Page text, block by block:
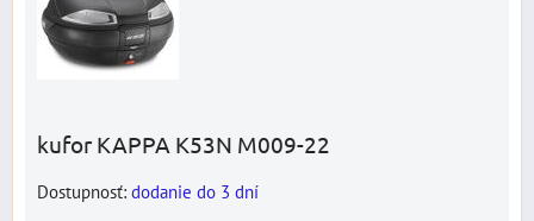
kufor KAPPA K53N M009-22
Dostupnosť: dodanie do 3 dní